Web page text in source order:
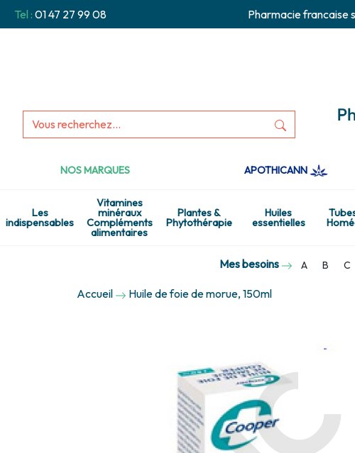
Tel : 01 47 27 99 08 Pharmacie francaise
NOS MARQUES APOTHICANN
Les
indispensables
Vitamines
minéraux
Compléments
alimentaires
Plantes &
Phytothérapie
Huiles
essentielles
Mes besoins A B C
Accueil Huile de foie de morue, 150ml